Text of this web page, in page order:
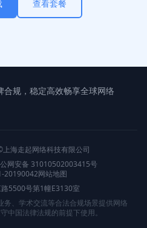
查看套餐
合规，稳定高效畅享全球网络
海走起网络科技有限公司
网安备 31010502003415号
20190042网站地图
路5500号第1幢E3130室
、学术交流等合法合规场景提供网络
中国法律法规的前提下使用。